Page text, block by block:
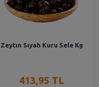
Zeytın Sıyah Kuru Sele Kg
413,95 TL